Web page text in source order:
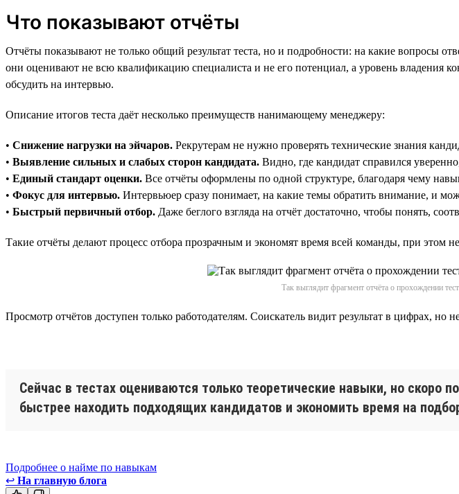
Что показывают отчёты
Отчёты показывают не только общий результат теста, но и подробности: на какие вопросы
они оценивают не всю квалификацию специалиста и не его потенциал, а уровень владения
обсудить на интервью.
Описание итогов теста даёт несколько преимуществ нанимающему менеджеру:
• Снижение нагрузки на эйчаров. Рекрутерам не нужно проверять технические знания
• Выявление сильных и слабых сторон кандидата. Видно, где кандидат справился
• Единый стандарт оценки. Все отчёты оформлены по одной структуре, благодаря чему
• Фокус для интервью. Интервьюер сразу понимает, на какие темы обратить внимание, и
• Быстрый первичный отбор. Даже беглого взгляда на отчёт достаточно, чтобы понять,
Такие отчёты делают процесс отбора прозрачным и экономят время всей команды, при этом
Так выглядит фрагмент отчёта о прохождении
Просмотр отчётов доступен только работодателям. Соискатель видит результат в цифрах,
Сейчас в тестах оцениваются только теоретические навыки, но скоро
быстрее находить подходящих кандидатов и экономить время на
Подробнее о найме по навыкам
↩ На главную блога